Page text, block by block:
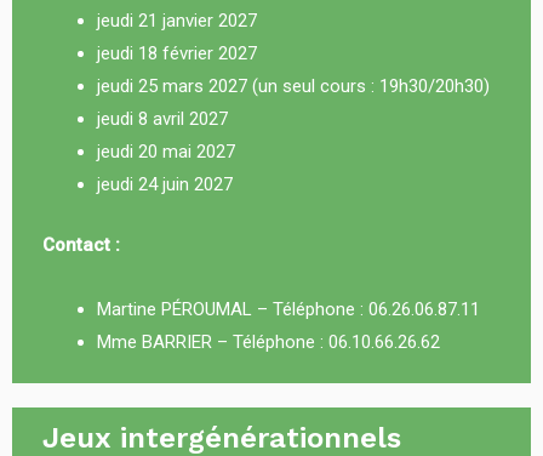
jeudi 21 janvier 2027
jeudi 18 février 2027
jeudi 25 mars 2027 (un seul cours : 19h30/20h30)
jeudi 8 avril 2027
jeudi 20 mai 2027
jeudi 24 juin 2027
Contact :
Martine PÉROUMAL – Téléphone : 06.26.06.87.11
Mme BARRIER – Téléphone : 06.10.66.26.62
Jeux intergénérationnels